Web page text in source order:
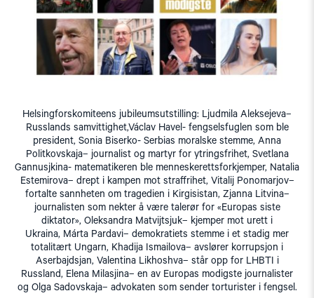
Helsingforskomiteens jubileumsutstilling: Ljudmila Aleksejeva–
Russlands samvittighet,Václav Havel- fengselsfuglen som ble
president, Sonia Biserko- Serbias moralske stemme, Anna
Politkovskaja– journalist og martyr for ytringsfrihet, Svetlana
Gannusjkina- matematikeren ble menneskerettsforkjemper, Natalia
Estemirova– drept i kampen mot straffrihet, Vitalij Ponomarjov–
fortalte sannheten om tragedien i Kirgisistan, Zjanna Litvina–
journalisten som nekter å være talerør for «Europas siste
diktator», Oleksandra Matvijtsjuk– kjemper mot urett i
Ukraina, Márta Pardavi– demokratiets stemme i et stadig mer
totalitært Ungarn, Khadija Ismailova– avslører korrupsjon i
Aserbajdsjan, Valentina Likhoshva– står opp for LHBTI i
Russland, Elena Milasjina– en av Europas modigste journalister
og Olga Sadovskaja– advokaten som sender torturister i fengsel.